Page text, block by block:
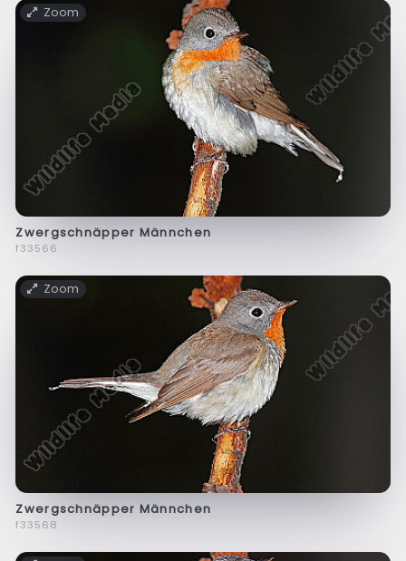
Zoom
Zwergschnäpper Männchen
f33566
Zoom
Zwergschnäpper Männchen
f33568